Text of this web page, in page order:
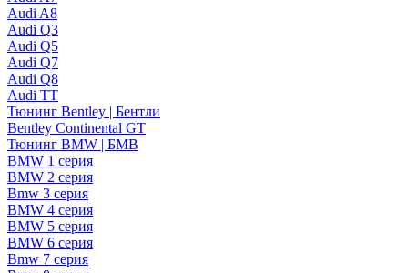
Audi A8
Audi Q3
Audi Q5
Audi Q7
Audi Q8
Audi TT
Тюнинг Bentley | Бентли
Bentley Continental GT
Тюнинг BMW | БМВ
BMW 1 серия
BMW 2 серия
Bmw 3 серия
BMW 4 серия
BMW 5 серия
BMW 6 серия
Bmw 7 серия